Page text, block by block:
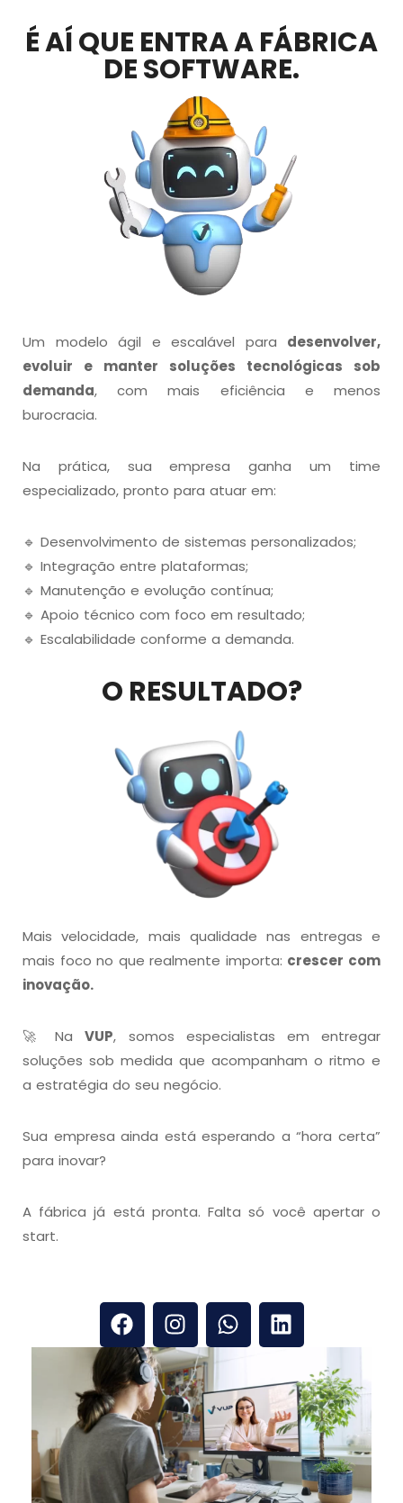
É AÍ QUE ENTRA A FÁBRICA
DE SOFTWARE.
Um modelo ágil e escalável para desenvolver,
evoluir e manter soluções tecnológicas sob
demanda, com mais eficiência e menos
burocracia.
Na prática, sua empresa ganha um time
especializado, pronto para atuar em:
🔹 Desenvolvimento de sistemas personalizados;
🔹 Integração entre plataformas;
🔹 Manutenção e evolução contínua;
🔹 Apoio técnico com foco em resultado;
🔹 Escalabilidade conforme a demanda.
O RESULTADO?
Mais velocidade, mais qualidade nas entregas e
mais foco no que realmente importa: crescer com
inovação.
🚀 NaVUP, somos especialistas em entregar
soluções sob medida que acompanham o ritmo e
a estratégia do seu negócio.
Sua empresa ainda está esperando a “hora certa”
para inovar?
A fábrica já está pronta. Falta só você apertar o
start.